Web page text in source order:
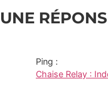
UNE
Ping :
Chaise Relay :